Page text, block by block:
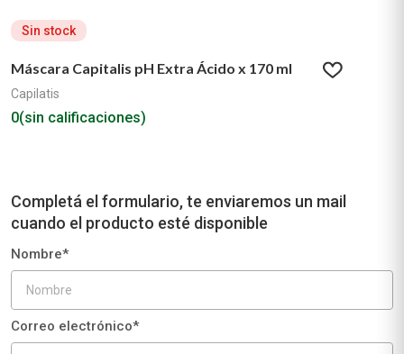
Sin stock
Máscara Capitalis pH Extra Ácido x 170 ml
Capilatis
0(sin calificaciones)
.protector solar
10.nyx